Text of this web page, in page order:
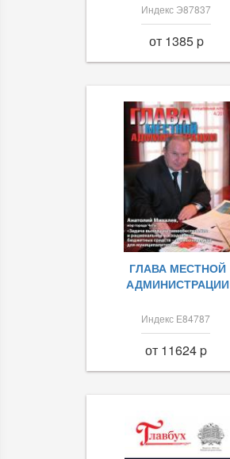
Индекс Э87837
от 1385 p
ГЛАВА МЕСТНОЙ
АДМИНИСТРАЦИИ
Индекс Е84787
от 11624 p